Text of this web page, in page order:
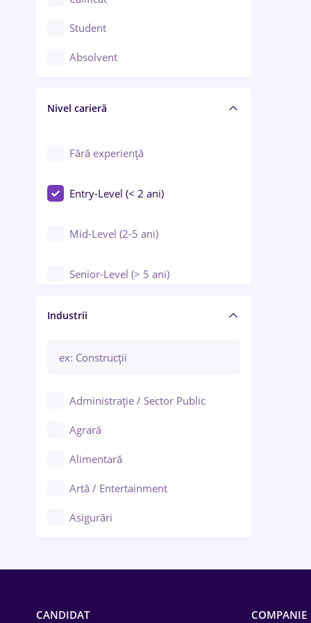
Construcții / Instalații
Controlul calității
Educație / Training / Arte
Student
Absolvent
Nivel carieră
Fără experiență
Entry-Level (< 2 ani)
Mid-Level (2-5 ani)
Senior-Level (> 5 ani)
Manager / Executiv
Industrii
Administrație / Sector Public
Agrară
Alimentară
Artă / Entertainment
Asigurări
CANDIDAT COMPANIE